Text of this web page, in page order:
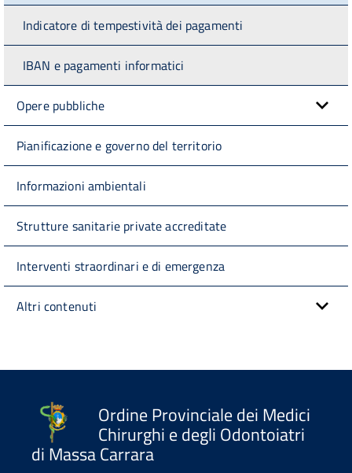
Indicatore di tempestività dei pagamenti
IBAN e pagamenti informatici
Opere pubbliche
Pianificazione e governo del territorio
Informazioni ambientali
Strutture sanitarie private accreditate
Interventi straordinari e di emergenza
Altri contenuti
Ordine Provinciale dei Medici
Chirurghi e degli Odontoiatri
di Massa Carrara